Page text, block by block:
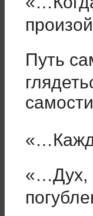
Путь
«…Дух,